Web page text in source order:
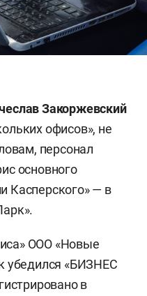
Закоржевский
офисов», не
персонал
основного
Касперского» — в
ООО «Новые
убедился «БИЗНЕС
в